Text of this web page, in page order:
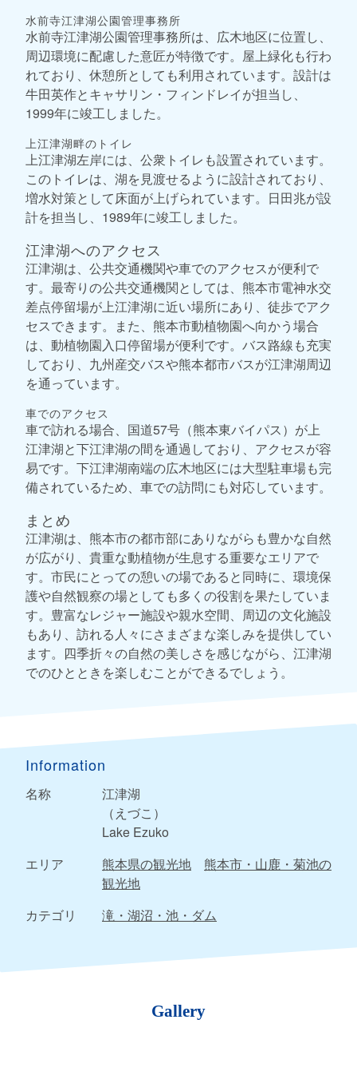
水前寺江津湖公園管理事務所
水前寺江津湖公園管理事務所は、広木地区に位置し、
周辺環境に配慮した意匠が特徴です。屋上緑化も行わ
れており、休憩所としても利用されています。設計は
牛田英作とキャサリン・フィンドレイが担当し、
1999年に竣工しました。
上江津湖畔のトイレ
上江津湖左岸には、公衆トイレも設置されています。
このトイレは、湖を見渡せるように設計されており、
増水対策として床面が上げられています。日田兆が設
計を担当し、1989年に竣工しました。
江津湖へのアクセス
江津湖は、公共交通機関や車でのアクセスが便利で
す。最寄りの公共交通機関としては、熊本市電神水交
差点停留場が上江津湖に近い場所にあり、徒歩でアク
セスできます。また、熊本市動植物園へ向かう場合
は、動植物園入口停留場が便利です。バス路線も充実
しており、九州産交バスや熊本都市バスが江津湖周辺
を通っています。
車でのアクセス
車で訪れる場合、国道57号（熊本東バイパス）が上
江津湖と下江津湖の間を通過しており、アクセスが容
易です。下江津湖南端の広木地区には大型駐車場も完
備されているため、車での訪問にも対応しています。
まとめ
江津湖は、熊本市の都市部にありながらも豊かな自然
が広がり、貴重な動植物が生息する重要なエリアで
す。市民にとっての憩いの場であると同時に、環境保
護や自然観察の場としても多くの役割を果たしていま
す。豊富なレジャー施設や親水空間、周辺の文化施設
もあり、訪れる人々にさまざまな楽しみを提供してい
ます。四季折々の自然の美しさを感じながら、江津湖
でのひとときを楽しむことができるでしょう。
Information
名称
江津湖
（えづこ）
Lake Ezuko
エリア
熊本県の観光地
熊本市・山鹿・菊池の
観光地
カテゴリ
滝・湖沼・池・ダム
Gallery